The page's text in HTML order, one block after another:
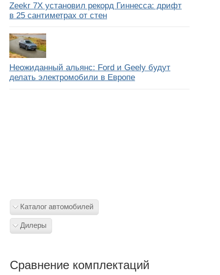
Zeekr 7X установил рекорд Гиннесса: дрифт
в 25 сантиметрах от стен
Неожиданный альянс: Ford и Geely будут
делать электромобили в Европе
Каталог автомобилей
Дилеры
Сравнение комплектаций